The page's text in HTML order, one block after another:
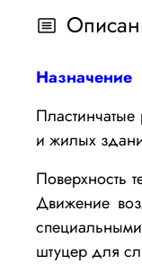
Назначение
и жилых
Поверхность
Движение
штуцер для